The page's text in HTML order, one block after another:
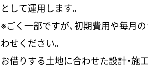
として運用します。
※ごく一部ですが、初期費用や毎月
わせください。
お借りする土地に合わせた設計・施